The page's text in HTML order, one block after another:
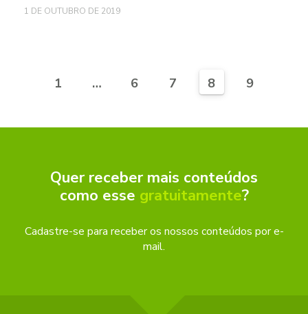
1 DE OUTUBRO DE 2019
1 … 6 7 8 9
Quer receber mais conteúdos
como esse gratuitamente?
Cadastre-se para receber os nossos conteúdos por e-
mail.